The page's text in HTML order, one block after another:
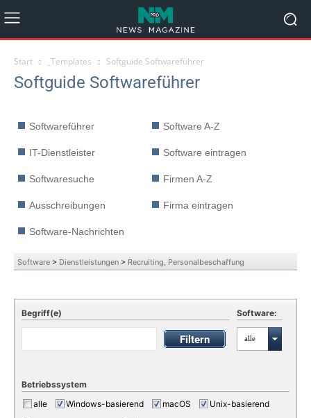
Start _Templates Softguide Softwareführer
Softguide Softwareführer
Softwareführer Software A-Z
IT-Dienstleister Software eintragen
Softwaresuche Firmen A-Z
Ausschreibungen Firma eintragen
Software-Nachrichten
Software > Dienstleistungen > Recruiting, Personalbeschaffung
Begriff(e) Software:
alle
Betriebssystem
alle
Windows-basierend macOS
Unix-basierend